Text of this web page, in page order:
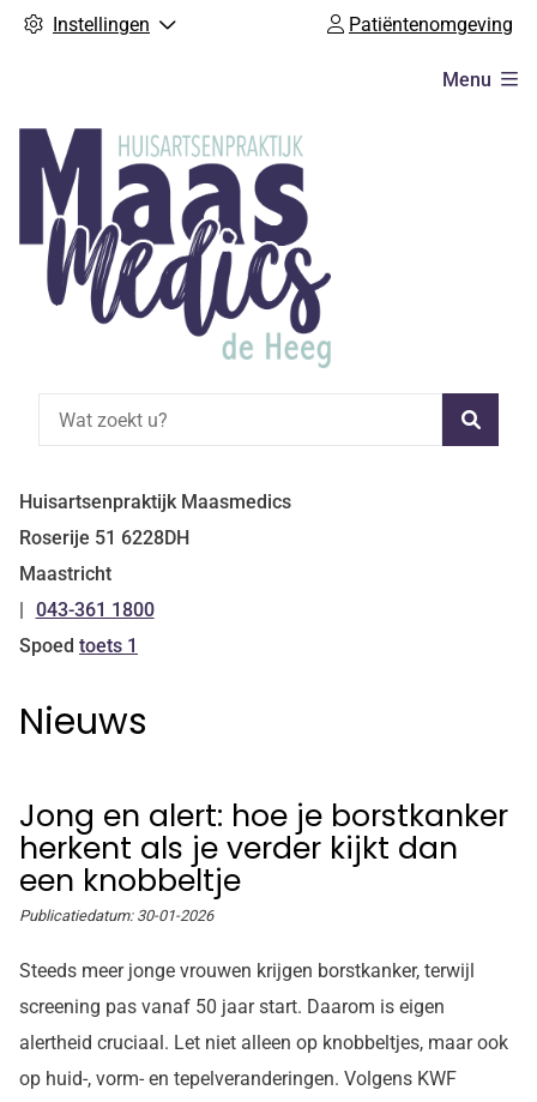
Instellingen Patiëntenomgeving
Menu
Huisartsenpraktijk Maasmedics
Roserije 51 6228DH
Maastricht
Tel:
043-361 1800
Spoed toets 1
Nieuws
Jong en alert: hoe je borstkanker
herkent als je verder kijkt dan
een knobbeltje
Publicatiedatum: 30-01-2026
Steeds meer jonge vrouwen krijgen borstkanker, terwijl
screening pas vanaf 50 jaar start. Daarom is eigen
alertheid cruciaal. Let niet alleen op knobbeltjes, maar ook
op huid-, vorm- en tepelveranderingen. Volgens KWF